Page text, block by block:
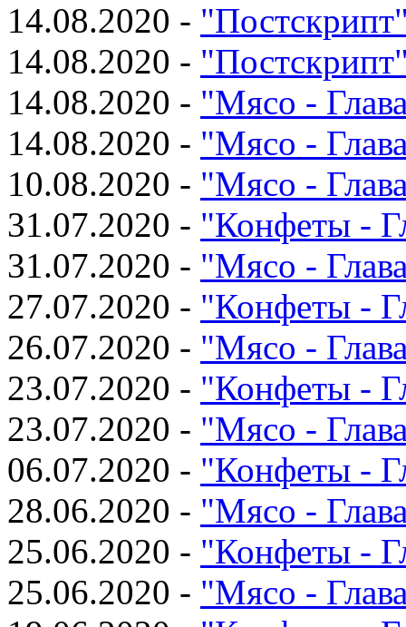
14.08.2020 -
14.08.2020 -
14.08.2020 - "Мясо -
14.08.2020 - "Мясо -
10.08.2020 - "Мясо -
31.07.2020 - "Конфеты -
31.07.2020 - "Мясо -
27.07.2020 - "Конфеты -
26.07.2020 - "Мясо -
23.07.2020 - "Конфеты -
23.07.2020 - "Мясо -
06.07.2020 - "Конфеты -
28.06.2020 - "Мясо -
25.06.2020 - "Конфеты -
25.06.2020 - "Мясо -